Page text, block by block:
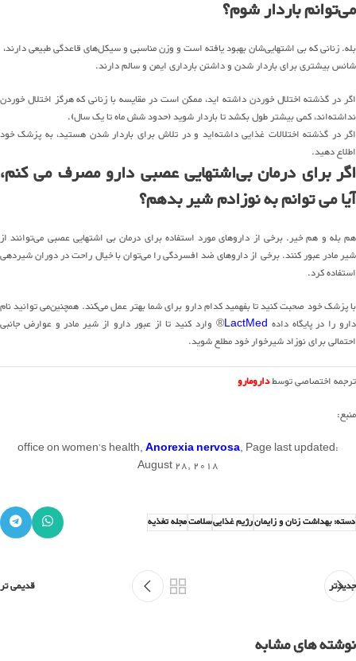
می‌توانم باردار شوم؟
بله. زنانی که بی اشتهایی‌شان بهبود یافته است و وزن مناسبی و سیکل‌های قاعدگی طبیعی دارند،
شانس بیشتری برای باردار شدن و داشتن بارداری ایمن و سالم دارند.
اگر در گذشته اختلال خوردن داشته اید، ممکن است در مقایسه با زنانی که هرگز اختلال خوردن
نداشته‌اند، کمی بیشتر طول بکشد تا باردار شوید (حدود شش ماه تا یک سال).
اگر در گذشته اختلالات غذایی داشته‌اید و در تلاش برای باردار شدن هستید، به پزشک خود
اطلاع دهید.
اگر برای درمان بی‌اشتهایی عصبی دارو مصرف می کنم،
آیا می توانم به نوزادم شیر بدهم؟
هم بله و هم خیر. برخی از داروهای مورد استفاده برای درمان بی اشتهایی عصبی می‌توانند از
شیر مادر عبور کنند. برخی از داروهای ضد افسردگی را می‌توان با خیال راحت در دوران شیردهی
استفاده کرد.
با پزشک خود صحبت کنید تا بفهمید کدام دارو برای شما بهتر عمل می‌کند. همچنین‌می توانید نام
دارو را در پایگاه داده LactMed® وارد کنید تا از عبور دارو از شیر مادر و عوارض جانبی
احتمالی برای نوزاد شیرخوار خود مطلع شوید.
ترجمه اختصاصی توسطدارومارو
منبع:
office on women’s health,Anorexia nervosa, Page last updated:
August 28, 2018
دسته: بهداشت زنان و زایمانرژیم غذاییسلامتمجله تغذیه
جدیدتر قدیمی تر
نوشته های مشابه